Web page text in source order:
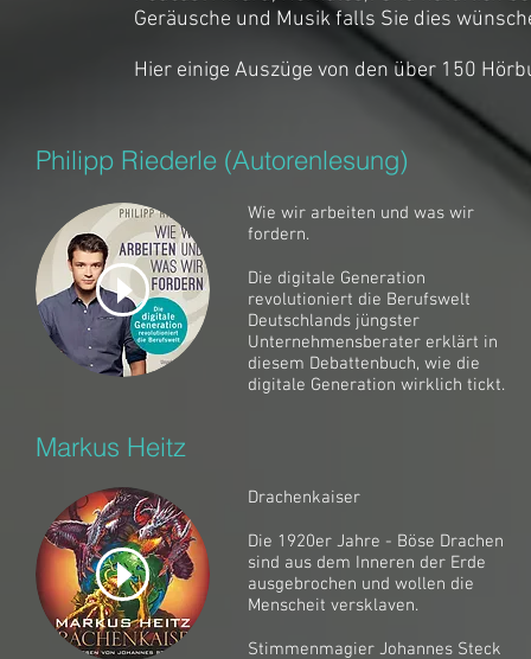
Geräusche und Musik falls Sie dies
Hier einige Auszüge von den über 150
Philipp Riederle (Autorenlesung)
Wie wir arbeiten und was wir
fordern.
Die digitale Generation
revolutioniert die Berufswelt
Deutschlands jüngster
Unternehmensberater erklärt in
diesem Debattenbuch, wie die
digitale Generation wirklich tickt.
Markus Heitz
Drachenkaiser
Die 1920er Jahre - Böse Drachen
sind aus dem Inneren der Erde
ausgebrochen und wollen die
Menscheit versklaven.
Stimmenmagier Johannes Steck